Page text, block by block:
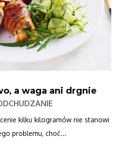
a waga ani drgnie
kilku kilogramów nie stanowi
problemu, choć...